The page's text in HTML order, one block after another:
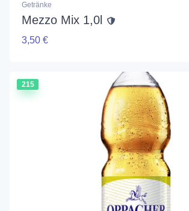
Getränke
Mezzo Mix 1,0l
3,50 €
215